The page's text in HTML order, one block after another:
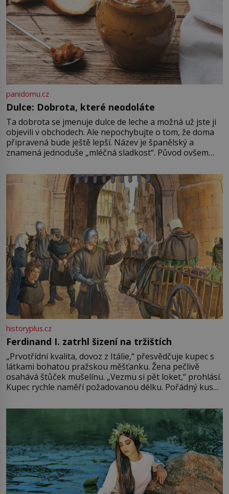
panidomu.cz
Dulce: Dobrota, které neodoláte
Ta dobrota se jmenuje dulce de leche a možná už jste ji
objevili v obchodech. Ale nepochybujte o tom, že doma
připravená bude ještě lepší. Název je španělský a
znamená jednoduše „mléčná sladkost“. Původ ovšem
pře hned několik latinskoamerických zemí a k tomu
Francie, kde se traduje,
historyplus.cz
Ferdinand I. zatrhl šizení na tržištích
„Prvotřídní kvalita, dovoz z Itálie,“ přesvědčuje kupec s
látkami bohatou pražskou měšťanku. Žena pečlivě
osahává štůček mušelínu. „Vezmu si pět loket,“ prohlásí.
Kupec rychle naměří požadovanou délku. Pořádný kus
milostpaní. Stačí jenom na sukni,“ zhodnotí švadlena
množství růžového mušelínu. „Ošidili vás, podívejte.“